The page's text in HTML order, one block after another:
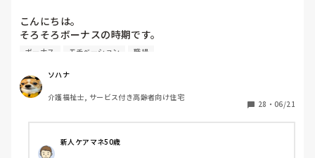
こんにちは。
そろそろボーナスの時期です。
ボーナスが無い所で働いているのですが、みんなはどのくら
無いところは少ないのでしょうか？
ボーナス モチベーション 職場
ソハナ
介護福祉士, サービス付き高齢者向け住宅
28 ・ 06/21
新人ケアマネ50歳